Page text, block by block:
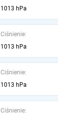
1013 hPa
Ciśnienie:
1013 hPa
Ciśnienie:
1013 hPa
Ciśnienie: